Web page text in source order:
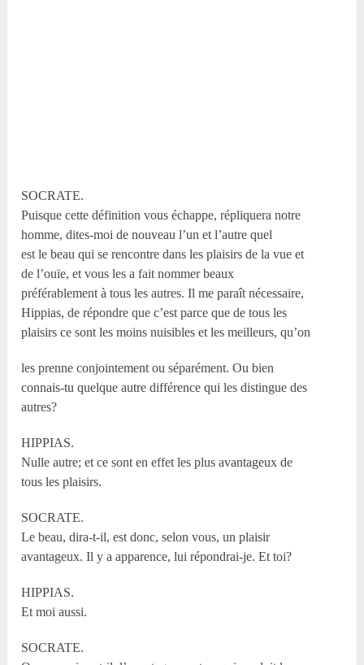
SOCRATE.
Puisque cette définition vous échappe, répliquera notre
homme, dites-moi de nouveau l’un et l’autre quel
est le beau qui se rencontre dans les plaisirs de la vue et
de l’ouïe, et vous les a fait nommer beaux
préférablement à tous les autres. Il me paraît nécessaire,
Hippias, de répondre que c’est parce que de tous les
plaisirs ce sont les moins nuisibles et les meilleurs, qu’on
les prenne conjointement ou séparément. Ou bien
connais-tu quelque autre différence qui les distingue des
autres?
HIPPIAS.
Nulle autre; et ce sont en effet les plus avantageux de
tous les plaisirs.
SOCRATE.
Le beau, dira-t-il, est donc, selon vous, un plaisir
avantageux. Il y a apparence, lui répondrai-je. Et toi?
HIPPIAS.
Et moi aussi.
SOCRATE.